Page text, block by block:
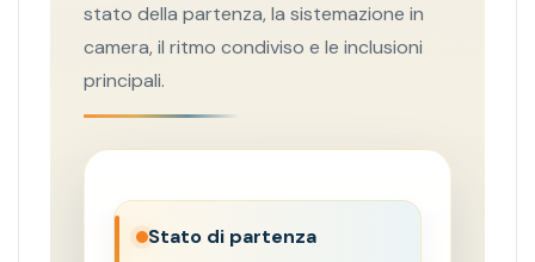
stato della partenza, la sistemazione in
camera, il ritmo condiviso e le inclusioni
principali.
Stato di partenza